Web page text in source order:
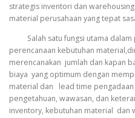
strategis inventori dan
material perusahaan yang tepat
Salah satu fungsi utama dalam
perencanaan kebutuhan
merencanakan jumlah dan kapan
biaya yang optimum dengan
material dan lead time
pengetahuan, wawasan, dan
inventory, kebutuhan material